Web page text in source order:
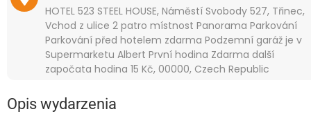
HOTEL 523 STEEL HOUSE, Náměstí Svobody 527, Třinec,
Vchod z ulice 2 patro místnost Panorama Parkování
Parkování před hotelem zdarma Podzemní garáž je v
Supermarketu Albert První hodina Zdarma další
započata hodina 15 Kč, 00000, Czech Republic
Opis wydarzenia